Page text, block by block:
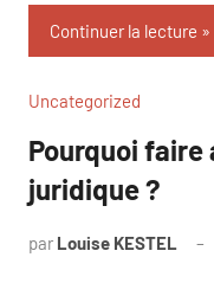
Continuer la lecture
Uncategorized
Pourquoi faire
juridique ?
par Louise KESTEL